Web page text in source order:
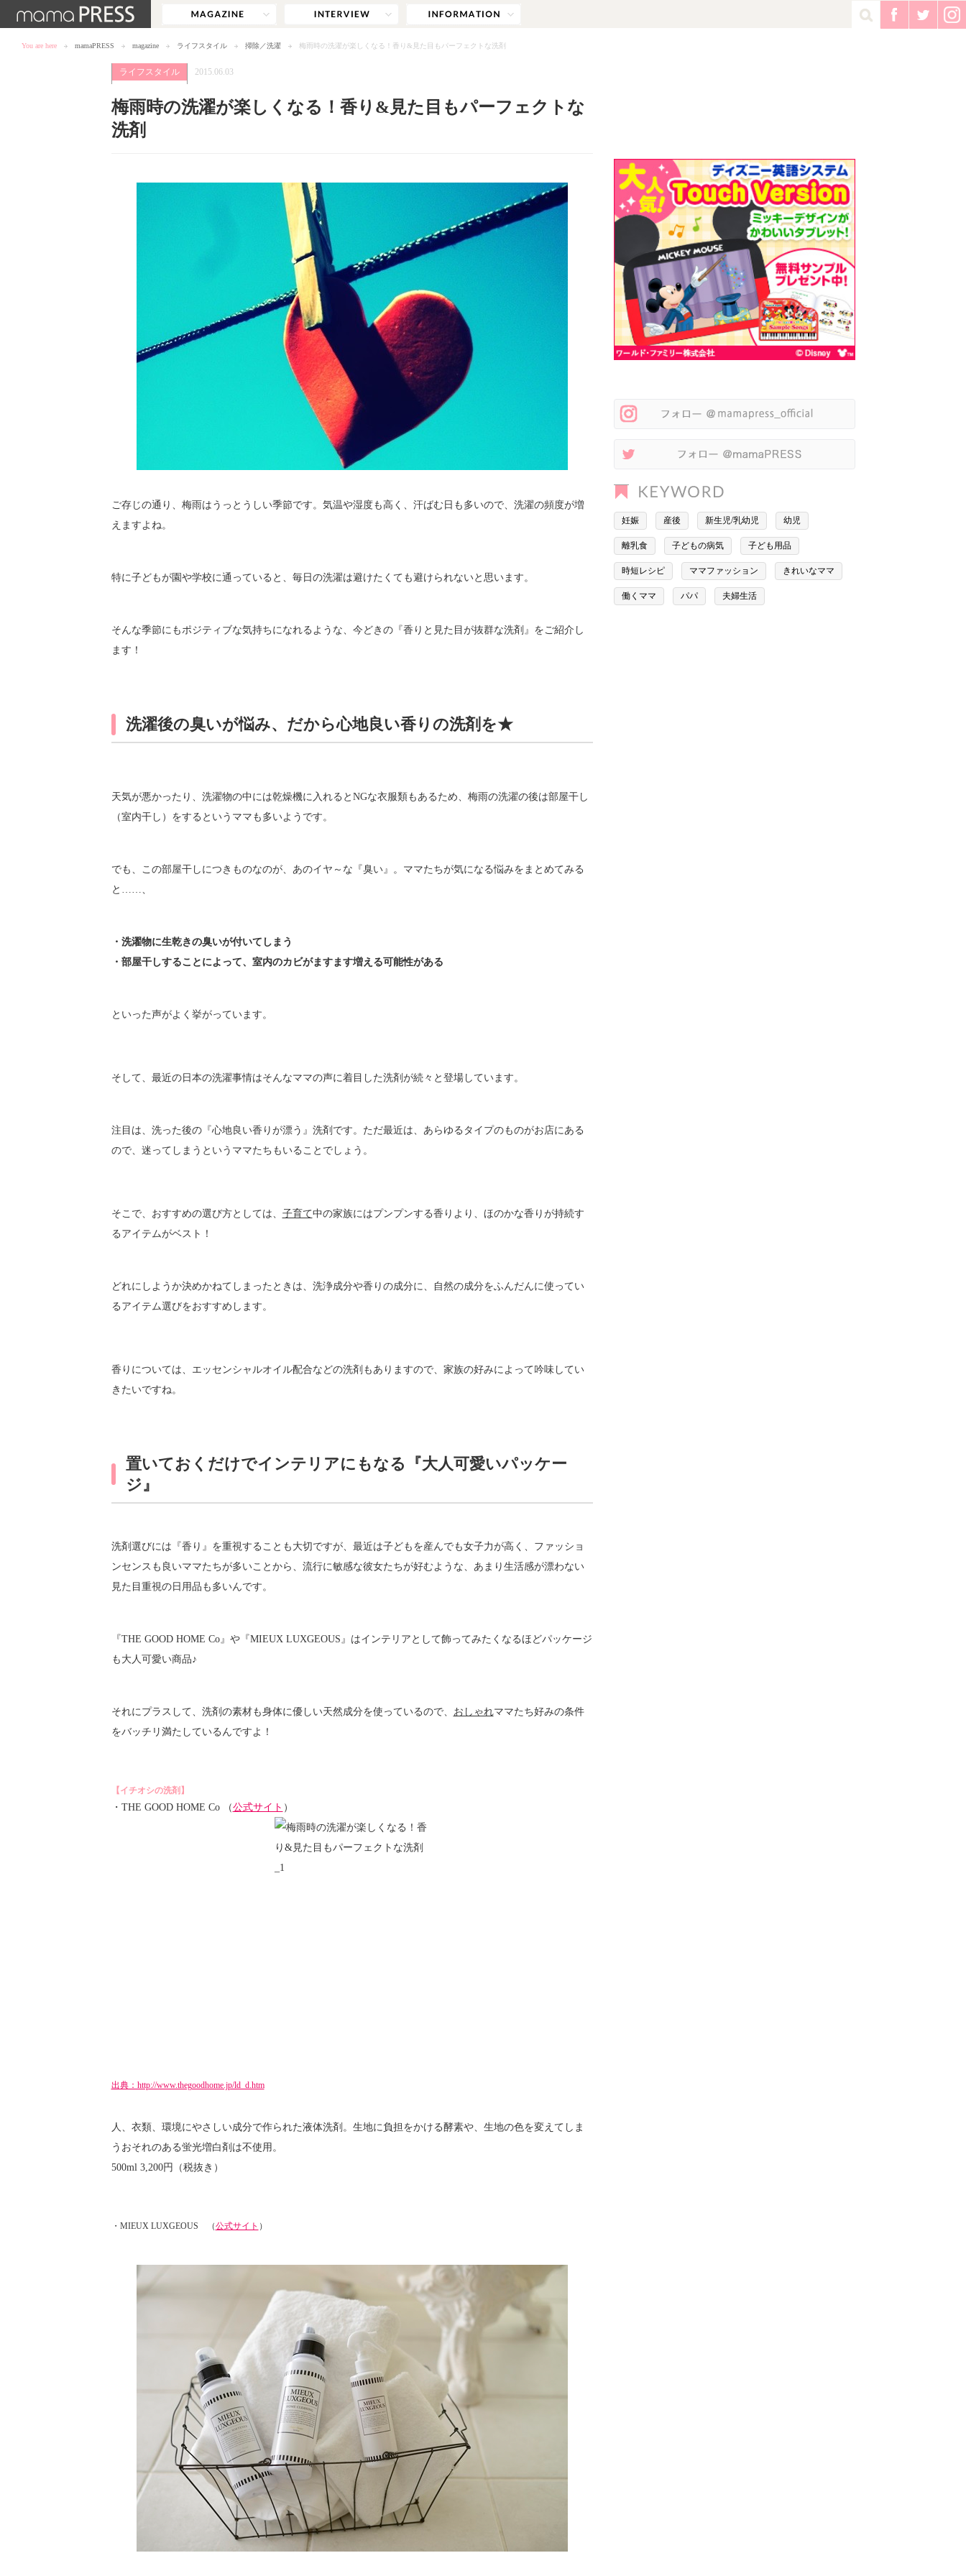
You are here mamaPRESS magazine ライフスタイル 掃除／洗濯 梅雨時の洗濯が楽しくなる！香り&見た目もパーフェクトな洗剤
ライフスタイル 2015.06.03
梅雨時の洗濯が楽しくなる！香り&見た目もパーフェクトな
洗剤
ご存じの通り、梅雨はうっとうしい季節です。気温や湿度も高く、汗ばむ日も多いので、洗濯の頻度が増
えますよね。
特に子どもが園や学校に通っていると、毎日の洗濯は避けたくても避けられないと思います。
そんな季節にもポジティブな気持ちになれるような、今どきの『香りと見た目が抜群な洗剤』をご紹介し
ます！
洗濯後の臭いが悩み、だから心地良い香りの洗剤を★
天気が悪かったり、洗濯物の中には乾燥機に入れるとNGな衣服類もあるため、梅雨の洗濯の後は部屋干し
（室内干し）をするというママも多いようです。
でも、この部屋干しにつきものなのが、あのイヤ～な『臭い』。ママたちが気になる悩みをまとめてみる
と……、
・洗濯物に生乾きの臭いが付いてしまう
・部屋干しすることによって、室内のカビがますます増える可能性がある
といった声がよく挙がっています。
そして、最近の日本の洗濯事情はそんなママの声に着目した洗剤が続々と登場しています。
注目は、洗った後の『心地良い香りが漂う』洗剤です。ただ最近は、あらゆるタイプのものがお店にある
ので、迷ってしまうというママたちもいることでしょう。
そこで、おすすめの選び方としては、 子育て中の家族にはプンプンする香りより、ほのかな香りが持続す
るアイテムがベスト！
どれにしようか決めかねてしまったときは、洗浄成分や香りの成分に、自然の成分をふんだんに使ってい
るアイテム選びをおすすめします。
香りについては、エッセンシャルオイル配合などの洗剤もありますので、家族の好みによって吟味してい
きたいですね。
置いておくだけでインテリアにもなる『大人可愛いパッケー
ジ』
洗剤選びには『香り』を重視することも大切ですが、最近は子どもを産んでも女子力が高く、ファッショ
ンセンスも良いママたちが多いことから、流行に敏感な彼女たちが好むような、あまり生活感が漂わない
見た目重視の日用品も多いんです。
『THE GOOD HOME Co』や『MIEUX LUXGEOUS』はインテリアとして飾ってみたくなるほどパッケージ
も大人可愛い商品♪
それにプラスして、洗剤の素材も身体に優しい天然成分を使っているので、 おしゃれママたち好みの条件
をバッチリ満たしているんですよ！
【イチオシの洗剤】
・THE GOOD HOME Co （公式サイト ）
出典：http://www.thegoodhome.jp/ld_d.htm
人、衣類、環境にやさしい成分で作られた液体洗剤。生地に負担をかける酵素や、生地の色を変えてしま
うおそれのある蛍光増白剤は不使用。
500ml 3,200円（税抜き）
・MIEUX LUXGEOUS （公式サイト ）
妊娠 産後 新生児/乳幼児 幼児
離乳食 子どもの病気 子ども用品
時短レシピ ママファッション きれいなママ
働くママ パパ 夫婦生活